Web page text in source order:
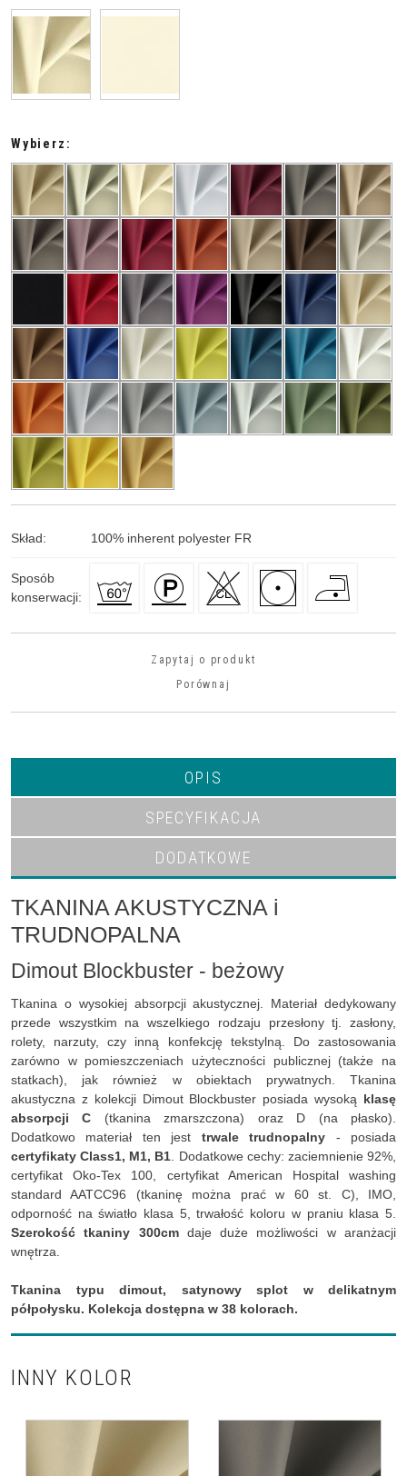
Wybierz:
Skład: 100% inherent polyester FR
Sposób
konserwacji:
Zapytaj o produkt
Porównaj
OPIS
SPECYFIKACJA
DODATKOWE
TKANINA AKUSTYCZNA i
TRUDNOPALNA
Dimout Blockbuster - beżowy
Tkanina o wysokiej absorpcji akustycznej. Materiał dedykowany
przede wszystkim na wszelkiego rodzaju przesłony tj. zasłony,
rolety, narzuty, czy inną konfekcję tekstylną. Do zastosowania
zarówno w pomieszczeniach użyteczności publicznej (także na
statkach), jak również w obiektach prywatnych. Tkanina
akustyczna z kolekcji Dimout Blockbuster posiada wysoką klasę
absorpcji C (tkanina zmarszczona) oraz D (na płasko).
Dodatkowo materiał ten jest trwale trudnopalny - posiada
certyfikaty Class1, M1, B1 . Dodatkowe cechy: zaciemnienie 92%,
certyfikat Oko-Tex 100, certyfikat American Hospital washing
standard AATCC96 (tkaninę można prać w 60 st. C), IMO,
odporność na światło klasa 5, trwałość koloru w praniu klasa 5.
Szerokość tkaniny 300cmdaje duże możliwości w aranżacji
wnętrza.
Tkanina typu dimout, satynowy splot w delikatnym
półpołysku. Kolekcja dostępna w 38 kolorach.
INNY KOLOR